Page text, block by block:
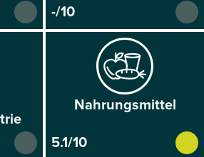
-/10
Nahrungs­mittel
5.1/10